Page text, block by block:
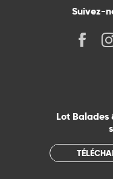
Suivez-
Lot Balades